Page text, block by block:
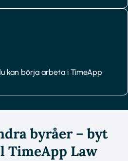
kan börja arbeta i TimeApp
byråer – byt
TimeApp Law